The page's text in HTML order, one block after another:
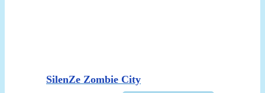
SilenZe Zombie City